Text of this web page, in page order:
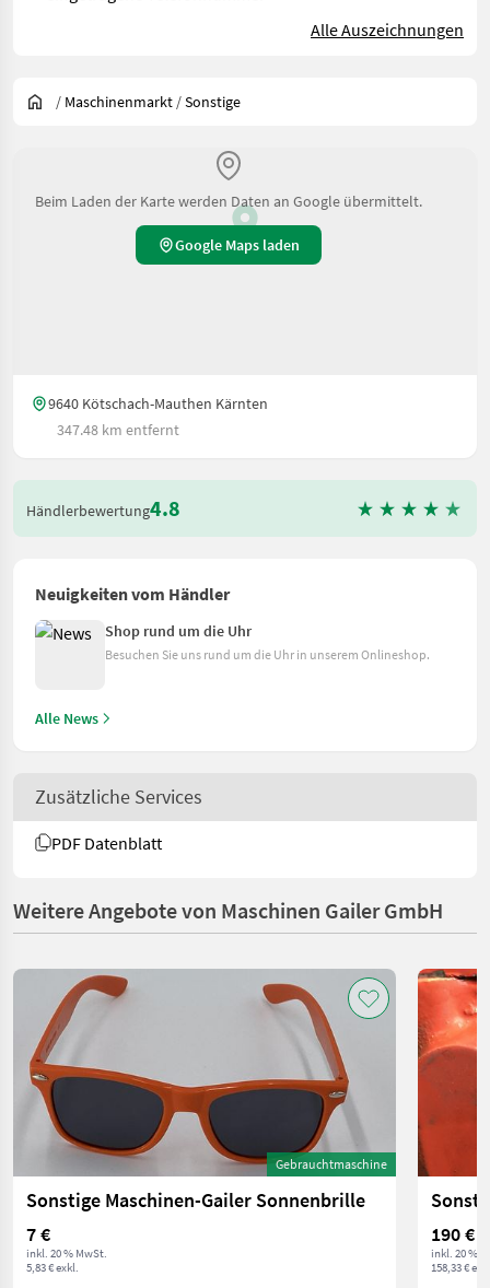
Alle Auszeichnungen
/ Maschinenmarkt /Sonstige
Beim Laden der Karte werden Daten an Google übermittelt.
Google Maps laden
9640 Kötschach-Mauthen Kärnten
347.48 km entfernt
Händlerbewertung4.8
Neuigkeiten vom Händler
Shop rund um die Uhr
Besuchen Sie uns rund um die Uhr in unserem Onlineshop.
Alle News
Zusätzliche Services
PDF Datenblatt
Weitere Angebote von Maschinen Gailer GmbH
Gebrauchtmaschine
Sonstige Maschinen-Gailer Sonnenbrille
7 €
inkl. 20 % MwSt.
5,83 € exkl.
190 €
inkl. 20 %
158,33 €